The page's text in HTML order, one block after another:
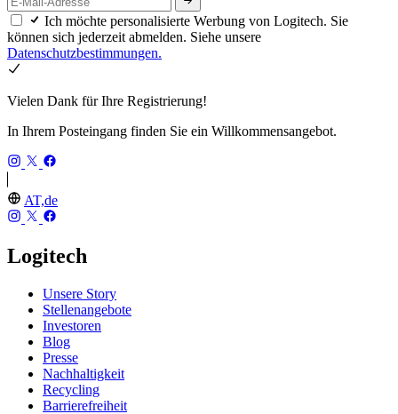
Ich möchte personalisierte Werbung von Logitech. Sie
können sich jederzeit abmelden. Siehe unsere
Datenschutzbestimmungen.
Vielen Dank für Ihre Registrierung!
In Ihrem Posteingang finden Sie ein Willkommensangebot.
AT,de
Logitech
Unsere Story
Stellenangebote
Investoren
Blog
Presse
Nachhaltigkeit
Recycling
Barrierefreiheit